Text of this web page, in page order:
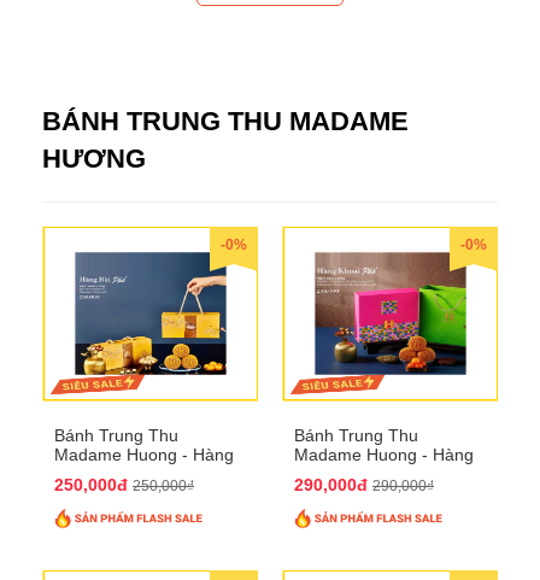
BÁNH TRUNG THU MADAME
HƯƠNG
-0%
Bánh Trung Thu
Madame Huong - Hàng
250,000đ 250,000₫
-0%
Bánh Trung Thu
Madame Huong - Hàng
290,000đ 290,000₫